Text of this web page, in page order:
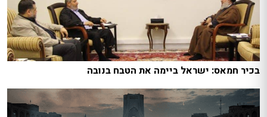
בכיר חמאס: ישראל ביימה את הטבח בנובה